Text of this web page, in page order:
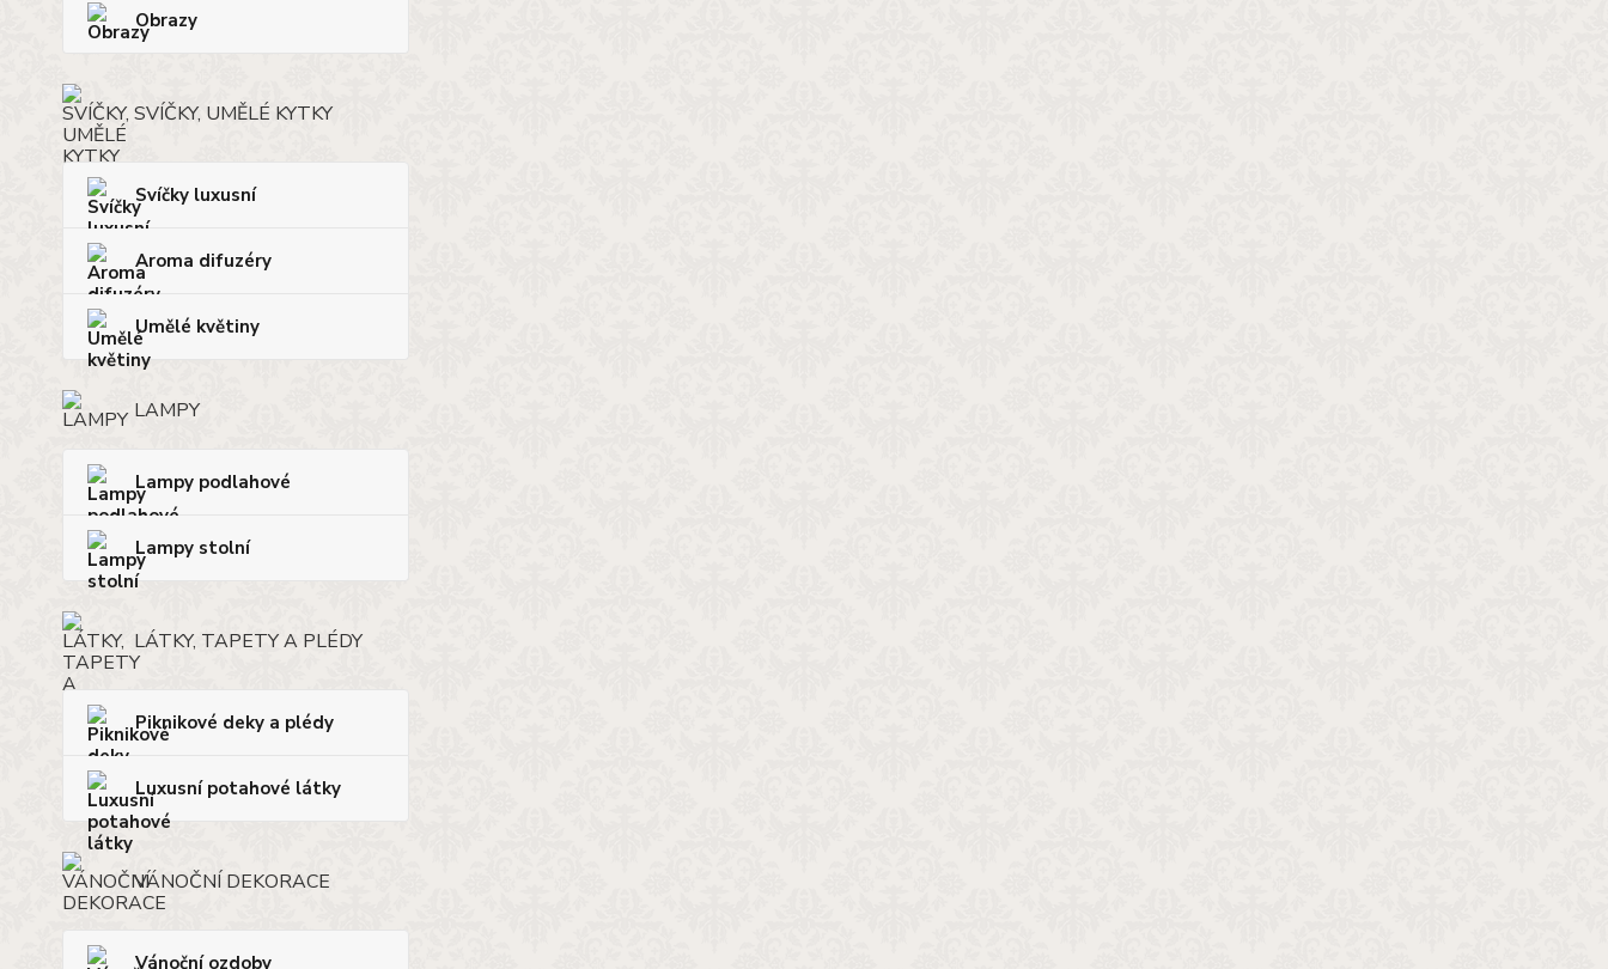
Obrazy
SVÍČKY, UMĚLÉ KYTKY
Svíčky luxusní
Aroma difuzéry
Umělé květiny
LAMPY
Lampy podlahové
Lampy stolní
LÁTKY, TAPETY A PLÉDY
Piknikové deky a plédy
Luxusní potahové látky
VÁNOČNÍ DEKORACE
Vánoční ozdoby